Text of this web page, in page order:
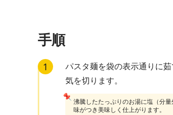
手順
1
パスタ麺を袋の表示通りに
気を切ります。
沸騰したたっぷりのお湯に塩（分
味がつき美味しく仕上がります。
📌